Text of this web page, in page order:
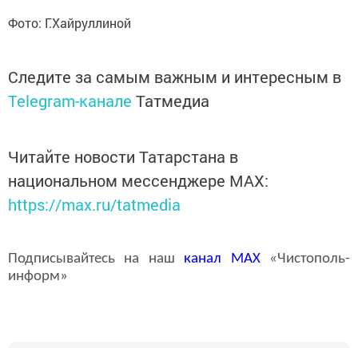
Фото: Г.Хайруллиной
Следите за самым важным и интересным в
Telegram-канале Татмедиа
Читайте новости Татарстана в
национальном мессенджере MАХ:
https://max.ru/tatmedia
Подписывайтесь на наш канал MAX«Чистополь-
информ»